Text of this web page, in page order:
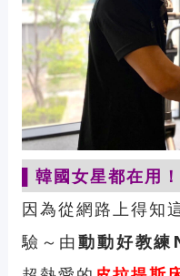
▌韓國女星都在用
因為從網路上得知
驗～由動動好教練